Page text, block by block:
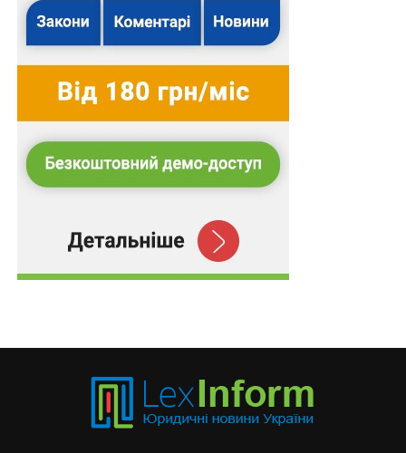
отримання повідомлення з урахуванням вимог
цієї статті вносить відомості про дієтичну добавку,
визначені
п. 1 – 6 ч. 2 ч. 3цієї статті, крім
про намір першого введення в обіг дитячого
харчування, дієтичних добавок, харчових продуктів
для спеціальних медичних цілей та харчових
продуктів для контролю ваги.
пропонуватися до реалізації та реалізуватися
кінцевому споживачеві виключно як фасований
переліку вітамінів, мінеральних речових та інших
дозволені до застосування в дієтичних добавках, з
дотриманням максимально допустимих доз,